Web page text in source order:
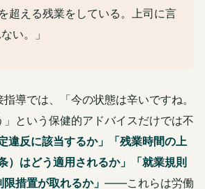
超える残業をしている。上司に言
い。」
導では、「今の状態は辛いですね。
という保健的アドバイスだけでは不
違反に該当するか」「残業時間の上
）はどう適用されるか」「就業規則
措置が取れるか」 ——これらは労働